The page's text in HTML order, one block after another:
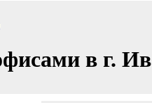
в г.